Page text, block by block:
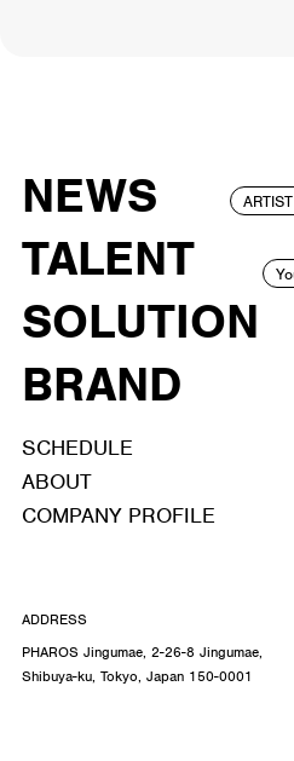
NEWS
TALENT
SOLUTION
BRAND
ARTIST
SCHEDULE
ABOUT
COMPANY PROFILE
ADDRESS
PHAROS Jingumae, 2-26-8 Jingumae,
Shibuya-ku, Tokyo, Japan 150-0001